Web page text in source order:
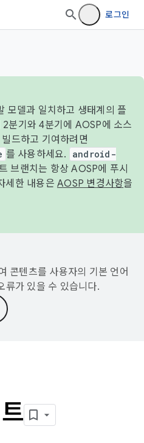
로그인
모델과 일치하고 생태계의 플
분기와 4분기에 AOSP에 소스
드하고 기여하려면
를 사용하세요.
android-
브랜치는 항상 AOSP에 푸시
세한 내용은 AOSP 변경사항을
콘텐츠를 사용자의 기본 언어
류가 있을 수 있습니다.